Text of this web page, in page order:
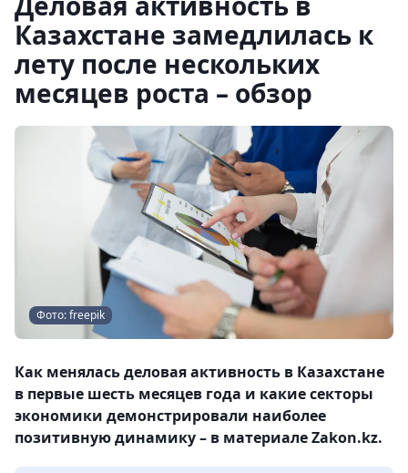
Казахстане замедлилась к
лету после нескольких
месяцев роста – обзор
Фото: freepik
Как менялась деловая активность в Казахстане
в первые шесть месяцев года и какие секторы
экономики демонстрировали наиболее
позитивную динамику – в материале Zakon.kz.